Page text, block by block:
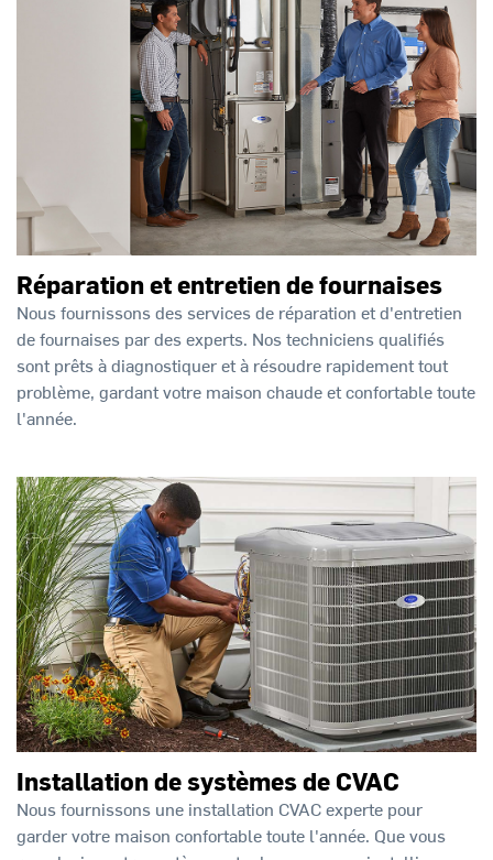
Réparation et entretien de fournaises
Nous fournissons des services de réparation et d'entretien
de fournaises par des experts. Nos techniciens qualifiés
sont prêts à diagnostiquer et à résoudre rapidement tout
problème, gardant votre maison chaude et confortable toute
l'année.
Installation de systèmes de CVAC
Nous fournissons une installation CVAC experte pour
garder votre maison confortable toute l'année. Que vous